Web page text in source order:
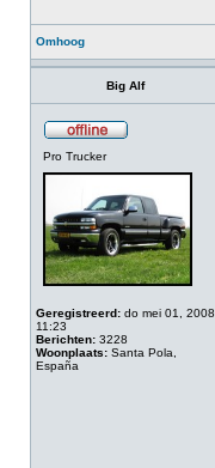
Omhoog
Big Alf
Pro Trucker
Geregistreerd: do mei 01, 2008
11:23
Berichten: 3228
Woonplaats: Santa Pola,
España